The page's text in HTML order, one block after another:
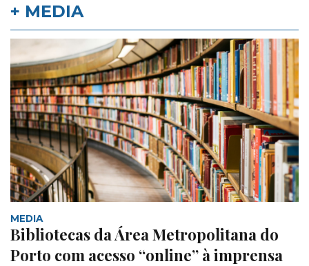
+ MEDIA
MEDIA
Bibliotecas da Área Metropolitana do
Porto com acesso “online” à imprensa